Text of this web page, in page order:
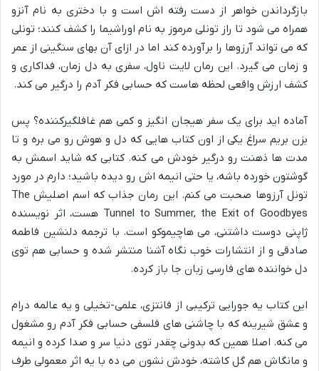
بازگرداندن خواهر از دست رفته اش است و با دختری به نام آنزو
همراه می شود تا راز تونلی مرموز به نام اوراشیما را کشف کنند؛ تونلی
که می تواند آرزوها را برآورده کند اما در ازای آن بهای سنگینی از عمر
و زمان می گیرد. این رمان لایت ناول، سفری به دل زمان، فداکاری و
کشف ارزش واقعی لحظه هاست که حسابی فکر آدم را درگیر می کند.
آماده اید برای یک سفر هیجان انگیز و کمی هم غافلگیرکننده؟ پس
بزن بریم سراغ یکی از اون کتاب هایی که دل و هوش رو می بره و تا
مدت ها ذهنت رو درگیر خودش می کنه. کتابی که شاید اسمش به
گوشتون خورده باشه، یا حتی انیمه اش رو دیده باشید؛ دارم در مورد
تونل آرزوها صحبت می کنم. این رمان جذاب که اسم اصلیش The
Tunnel to Summer, the Exit of Goodbyes هست، اثر نویسنده
ژاپنی دوست داشتنی، می هاچیموکو است. با ترجمه دلنشین فاطمه
صادقی و از انتشارات خوب نگاه آشنا منتشر شده و حسابی هم توی
دل خواننده های فارسی زبان جا باز کرده.
این کتاب یه جورایی ترکیبی از فانتزی، علمی-تخیلی و یه عالمه درام
و عشق شیرینه که با چاشنی های فلسفی حسابی فکر آدم رو مشغول
می کنه. اصلا همین که بدونی چقدر توی دنیا سر و صدا کرده و انیمه
و مانگاش هم گل کاشته، خودش نشون می ده با یه اثر معمولی طرف